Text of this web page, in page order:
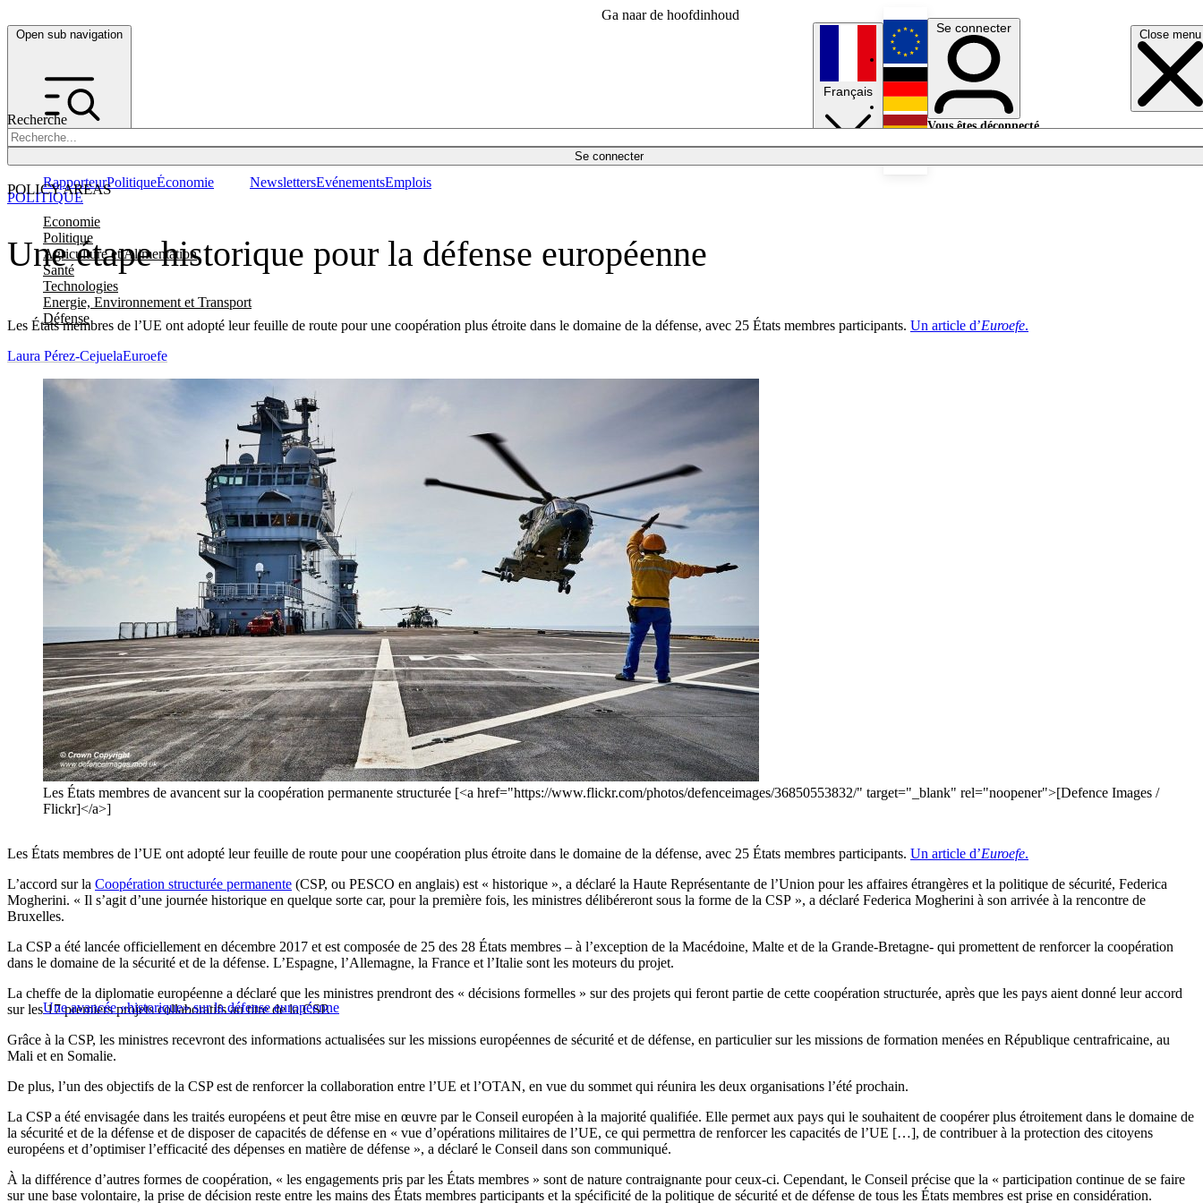
Ga naar de hoofdinhoud
Open sub navigation Close menu
Recherche
Se connecter
POLICY AREAS
Economie
Politique
Agriculture et Alimentation
Santé
Technologies
Energie, Environnement et Transport
Défense
RapporteurPolitiqueÉconomie NewslettersEvénementsEmplois
Français
English
Deutsch
Se connecter
Vous êtes déconnecté.
Une étape historique pour la défense européenne
Les États membres de l’UE ont adopté leur feuille de route pour une coopération plus étroite dans le domaine de la défense, avec 25 États membres participants. Un article d’Euroefe.
POLITIQUE
Laura Pérez-CejuelaEuroefe
Les États membres de avancent sur la coopération permanente structurée [<a href="https://www.flickr.com/photos/defenceimages/36850553832/" target="_blank" rel="noopener">[Defence Images /
Flickr]</a>]
Les États membres de l’UE ont adopté leur feuille de route pour une coopération plus étroite dans le domaine de la défense, avec 25 États membres participants. Un article d’Euroefe.
L’accord sur la Coopération structurée permanente (CSP, ou PESCO en anglais) est « historique », a déclaré la Haute Représentante de l’Union pour les affaires étrangères et la politique de sécurité, Federica
Mogherini. « Il s’agit d’une journée historique en quelque sorte car, pour la première fois, les ministres délibéreront sous la forme de la CSP », a déclaré Federica Mogherini à son arrivée à la rencontre de
Bruxelles.
La CSP a été lancée officiellement en décembre 2017 et est composée de 25 des 28 États membres – à l’exception de la Macédoine, Malte et de la Grande-Bretagne- qui promettent de renforcer la coopération
dans le domaine de la sécurité et de la défense. L’Espagne, l’Allemagne, la France et l’Italie sont les moteurs du projet.
Une avancée «historique» sur la défense européenne
La cheffe de la diplomatie européenne a déclaré que les ministres prendront des « décisions formelles » sur des projets qui feront partie de cette coopération structurée, après que les pays aient donné leur accord
sur les 17 premiers projets collaboratifs au titre de la CSP.
Grâce à la CSP, les ministres recevront des informations actualisées sur les missions européennes de sécurité et de défense, en particulier sur les missions de formation menées en République centrafricaine, au
Mali et en Somalie.
De plus, l’un des objectifs de la CSP est de renforcer la collaboration entre l’UE et l’OTAN, en vue du sommet qui réunira les deux organisations l’été prochain.
La CSP a été envisagée dans les traités européens et peut être mise en œuvre par le Conseil européen à la majorité qualifiée. Elle permet aux pays qui le souhaitent de coopérer plus étroitement dans le domaine de
la sécurité et de la défense et de disposer de capacités de défense en « vue d’opérations militaires de l’UE, ce qui permettra de renforcer les capacités de l’UE […], de contribuer à la protection des citoyens
européens et d’optimiser l’efficacité des dépenses en matière de défense », a déclaré le Conseil dans son communiqué.
À la différence d’autres formes de coopération, « les engagements pris par les États membres » sont de nature contraignante pour ceux-ci. Cependant, le Conseil précise que la « participation continue de se faire
sur une base volontaire, la prise de décision reste entre les mains des États membres participants et la spécificité de la politique de sécurité et de défense de tous les États membres est prise en considération.